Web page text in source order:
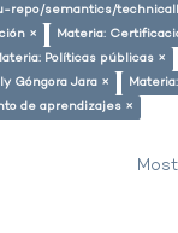
repo/semantics/
×
Materia:
Políticas públicas ×
Góngora Jara ×
de aprendizajes ×